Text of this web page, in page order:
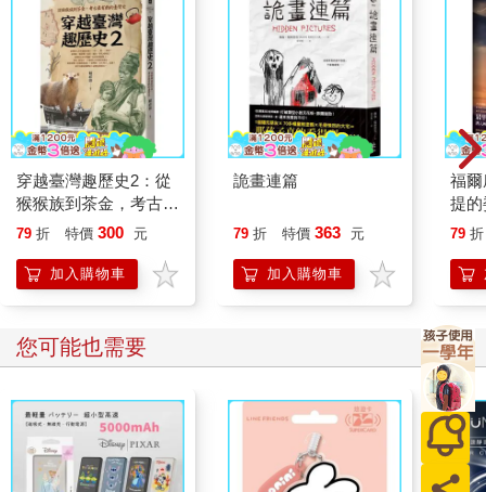
臉就能租下豪華頂樓公寓，我絕對沒意見。「太厲害了，瑪姬。
他非常有才華。」 「天啊，瑪姬， 」我說：「妳沒跟我說艾登是
──」我說到一半停下，沒說出「有錢人」三字。我不想妄下結
論。「你們租金多少錢？」 「艾登覺得付租金很浪費錢。他買下
這房子當投資。」 「二十六歲的藝術老師，怎麼會有資金投
資？」 「哎呀，你看，這就是我想見面的原因。艾登姓葛德納。
他父親是厄爾羅．葛德納。你知道他是誰嗎？」 我過去三年都在
讀所有關於奇能公司的消息，當然對厄爾羅．葛德納瞭若指掌。
他是公司執行長，也是奇蹟電池的幕後推手和「奇蹟工程長」。
光是過去一年，他便登上《華爾街日報》和《華盛頓郵報》，甚
至受拜登總統邀請到白宮。他也許不如傑夫．貝佐斯或伊隆．馬
斯克知名，但有在關心美國汽車產業的話，厄爾羅．葛德納可是
大人物。 「妳嫁的是厄爾羅．葛德納的兒子？」 我抓住欄杆，穩
住自己。這一刻之前，我以為我理解瑪姬的未來。我想像她會走
上傳統的道路，緩緩在公司晉升階梯上攀爬，同時忙於日間托
嬰、幼兒園、家庭作業、接送小孩、往返舞蹈班和運動練習，並
面對帳單、帳單、無止境的帳單。我想像自己要盡力幫助瑪姬和
艾登，不時資助他們一百美元，多少幫忙一下。結果現在我站在
查爾斯河上方四十層樓，以全新角度看著她的未來。我覺得自己
彷彿站在火星，離家上億公里遠。 「太好了，瑪姬。妳怎麼沒早
穿越臺灣趣歷史2：從
猴猴族到茶金，考古最
有戲的臺灣史
79 折 特價 300 元
加入購物車
詭畫連篇
79 折 特價 363 元
加入購物車
福
提
79 折
您可能也需要